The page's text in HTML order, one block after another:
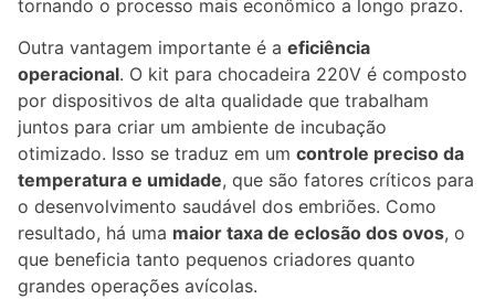
tornando o processo mais econômico a longo prazo.
Outra vantagem importante é a eficiência
operacional. O kit para chocadeira 220V é composto
por dispositivos de alta qualidade que trabalham
juntos para criar um ambiente de incubação
otimizado. Isso se traduz em um controle preciso da
temperatura e umidade, que são fatores críticos para
o desenvolvimento saudável dos embriões. Como
resultado, há uma maior taxa de eclosão dos ovos, o
que beneficia tanto pequenos criadores quanto
grandes operações avícolas.